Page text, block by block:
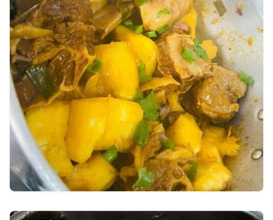
carnes